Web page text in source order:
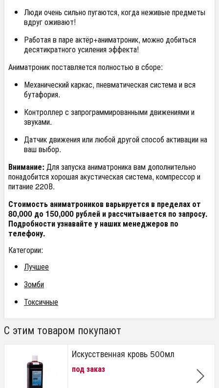
Люди очень сильно пугаются, когда неживые предметы
вдруг оживают!
Работая в паре актёр+аниматроник, можно добиться
десятикратного усиления эффекта!
Аниматроник поставляется полностью в сборе:
Механический каркас, пневматическая система и вся
бутафория.
Контроллер с запрограммированными движениями и
звуками.
Датчик движения или любой другой способ активации на
ваш выбор.
Внимание: Для запуска аниматроника вам дополнительно
понадобится хорошая акустическая система, компрессор и
питание 220В.
Стоимость аниматроников варьируется в пределах от
80,000 до 150,000 рублей и рассчитывается по запросу.
Подробности узнавайте у наших менеджеров по
телефону.
Категории:
Лучшее
Зомби
Токсичные
С этим товаром покупают
Искусственная кровь 500мл
под заказ